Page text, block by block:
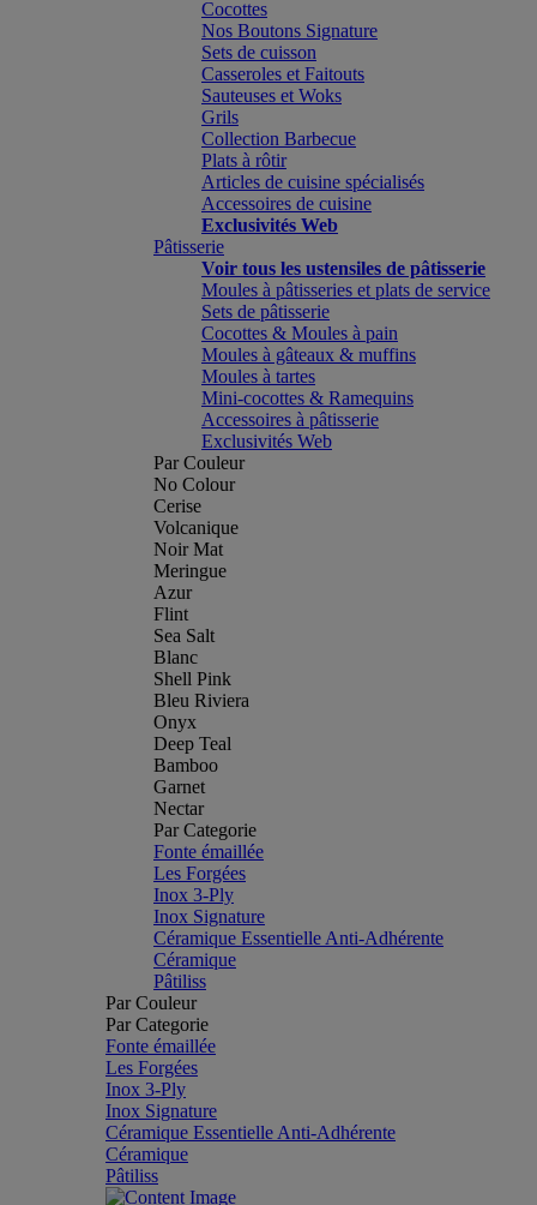
Cocottes
Nos Boutons Signature
Sets de cuisson
Casseroles et Faitouts
Sauteuses et Woks
Grils
Collection Barbecue
Plats à rôtir
Articles de cuisine spécialisés
Accessoires de cuisine
Exclusivités Web
Pâtisserie
Voir tous les ustensiles de pâtisserie
Moules à pâtisseries et plats de service
Sets de pâtisserie
Cocottes & Moules à pain
Moules à gâteaux & muffins
Moules à tartes
Mini-cocottes & Ramequins
Accessoires à pâtisserie
Exclusivités Web
Par Couleur
No Colour
Cerise
Volcanique
Noir Mat
Meringue
Azur
Flint
Sea Salt
Blanc
Shell Pink
Bleu Riviera
Onyx
Deep Teal
Bamboo
Garnet
Nectar
Par Categorie
Fonte émaillée
Les Forgées
Inox 3-Ply
Inox Signature
Céramique Essentielle Anti-Adhérente
Céramique
Pâtiliss
Par Couleur
Par Categorie
Fonte émaillée
Les Forgées
Inox 3-Ply
Inox Signature
Céramique Essentielle Anti-Adhérente
Céramique
Pâtiliss